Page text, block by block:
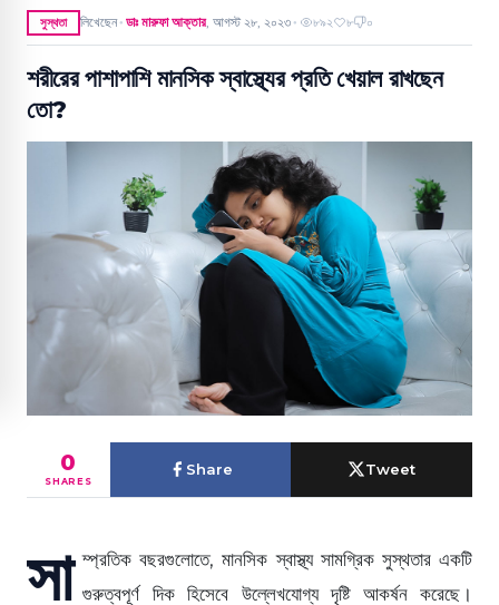
সুস্থতা লিখেছেন ● ডাঃ মারুফা আক্তার, আগস্ট ২৮, ২০২৩ ● ৮৯২ ৮ ০
শরীরের পাশাপাশি মানসিক স্বাস্থ্যের প্রতি খেয়াল রাখছেন
তো?
0
SHARES
Share Tweet
সা ম্প্রতিক বছরগুলোতে, মানসিক স্বাস্থ্য সামগ্রিক সুস্থতার একটি
গুরুত্বপূর্ণ দিক হিসেবে উল্লেখযোগ্য দৃষ্টি আকর্ষন করেছে।